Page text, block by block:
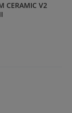
CERAMIC V2